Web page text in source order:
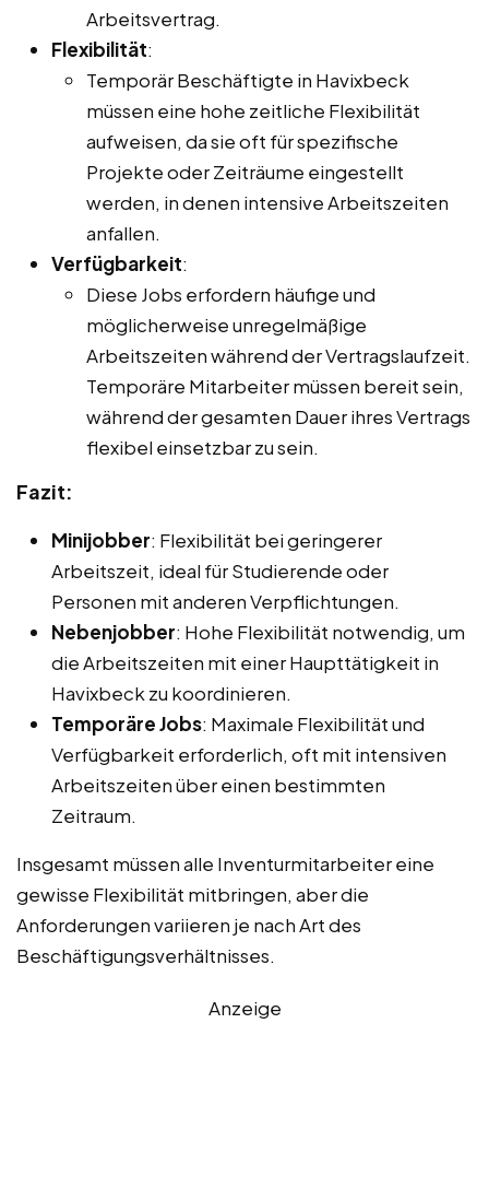
Arbeitsvertrag.
Flexibilität:
Temporär Beschäftigte in Havixbeck
müssen eine hohe zeitliche Flexibilität
aufweisen, da sie oft für spezifische
Projekte oder Zeiträume eingestellt
werden, in denen intensive Arbeitszeiten
anfallen.
Verfügbarkeit:
Diese Jobs erfordern häufige und
möglicherweise unregelmäßige
Arbeitszeiten während der Vertragslaufzeit.
Temporäre Mitarbeiter müssen bereit sein,
während der gesamten Dauer ihres Vertrags
flexibel einsetzbar zu sein.
Fazit:
Minijobber: Flexibilität bei geringerer
Arbeitszeit, ideal für Studierende oder
Personen mit anderen Verpflichtungen.
Nebenjobber: Hohe Flexibilität notwendig, um
die Arbeitszeiten mit einer Haupttätigkeit in
Havixbeck zu koordinieren.
Temporäre Jobs: Maximale Flexibilität und
Verfügbarkeit erforderlich, oft mit intensiven
Arbeitszeiten über einen bestimmten
Zeitraum.
Insgesamt müssen alle Inventurmitarbeiter eine
gewisse Flexibilität mitbringen, aber die
Anforderungen variieren je nach Art des
Beschäftigungsverhältnisses.
Anzeige